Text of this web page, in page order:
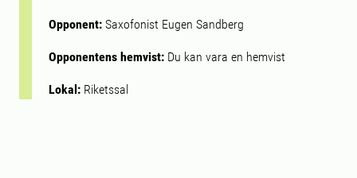
Opponent: Saxofonist Eugen Sandberg
Opponentens hemvist: Du kan vara en hemvist
Lokal: Riketssal